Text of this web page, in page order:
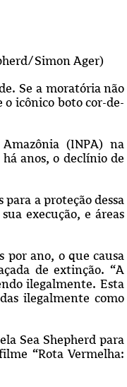
Simon Ager)
Se a moratória não
icônico boto cor-de-
(INPA) na
anos, o declínio de
a proteção dessa
execução, e áreas
ano, o que causa
de extinção. “A
ilegalmente. Esta
ilegalmente como
Sea Shepherd para
“Rota Vermelha: